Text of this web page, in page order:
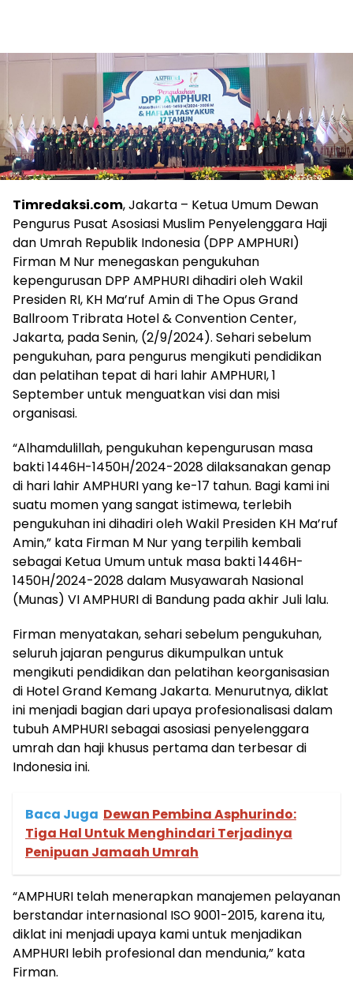
Timredaksi.com, Jakarta – Ketua Umum Dewan
Pengurus Pusat Asosiasi Muslim Penyelenggara Haji
dan Umrah Republik Indonesia (DPP AMPHURI)
Firman M Nur menegaskan pengukuhan
kepengurusan DPP AMPHURI dihadiri oleh Wakil
Presiden RI, KH Ma’ruf Amin di The Opus Grand
Ballroom Tribrata Hotel & Convention Center,
Jakarta, pada Senin, (2/9/2024). Sehari sebelum
pengukuhan, para pengurus mengikuti pendidikan
dan pelatihan tepat di hari lahir AMPHURI, 1
September untuk menguatkan visi dan misi
organisasi.
“Alhamdulillah, pengukuhan kepengurusan masa
bakti 1446H-1450H/2024-2028 dilaksanakan genap
di hari lahir AMPHURI yang ke-17 tahun. Bagi kami ini
suatu momen yang sangat istimewa, terlebih
pengukuhan ini dihadiri oleh Wakil Presiden KH Ma’ruf
Amin,” kata Firman M Nur yang terpilih kembali
sebagai Ketua Umum untuk masa bakti 1446H-
1450H/2024-2028 dalam Musyawarah Nasional
(Munas) VI AMPHURI di Bandung pada akhir Juli lalu.
Firman menyatakan, sehari sebelum pengukuhan,
seluruh jajaran pengurus dikumpulkan untuk
mengikuti pendidikan dan pelatihan keorganisasian
di Hotel Grand Kemang Jakarta. Menurutnya, diklat
ini menjadi bagian dari upaya profesionalisasi dalam
tubuh AMPHURI sebagai asosiasi penyelenggara
umrah dan haji khusus pertama dan terbesar di
Indonesia ini.
Baca Juga Dewan Pembina Asphurindo:
Tiga Hal Untuk Menghindari Terjadinya
Penipuan Jamaah Umrah
“AMPHURI telah menerapkan manajemen pelayanan
berstandar internasional ISO 9001-2015, karena itu,
diklat ini menjadi upaya kami untuk menjadikan
AMPHURI lebih profesional dan mendunia,” kata
Firman.